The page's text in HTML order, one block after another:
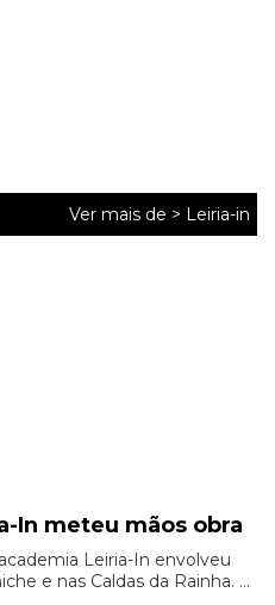
Ver mais de > Leiria-in
In meteu mãos obra
Leiria-In envolveu
e nas Caldas da Rainha. ...